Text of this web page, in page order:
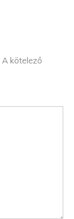
A kötelező